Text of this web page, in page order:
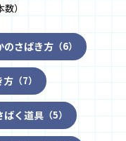
）
のさばき方（6）
方 （7）
ばく道具（5）